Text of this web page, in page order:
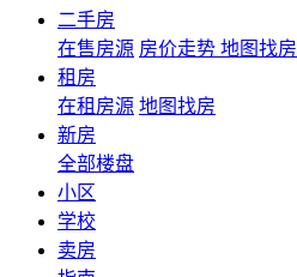
二手房
在售房源 房价走势 地图找房
租房
在租房源 地图找房
新房
全部楼盘
小区
学校
卖房